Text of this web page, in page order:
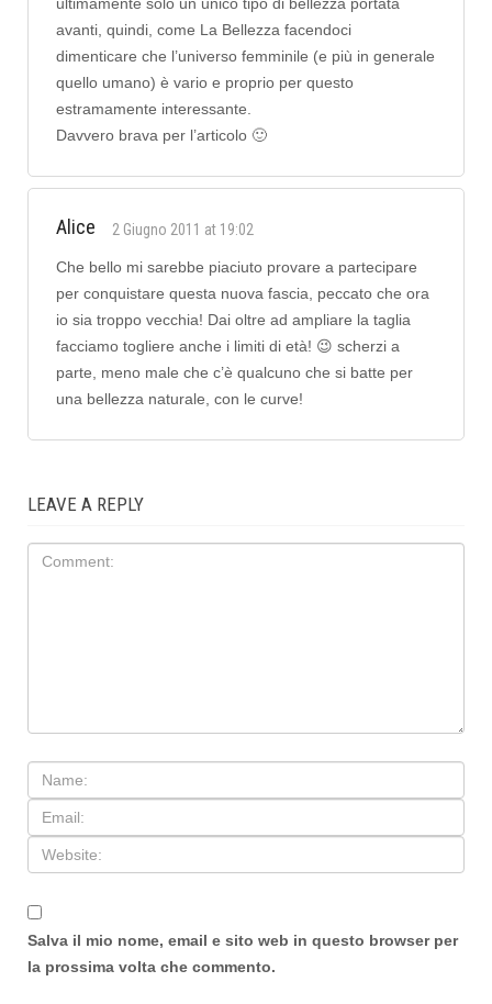
avanti, quindi, come La Bellezza facendoci
dimenticare che l’universo femminile (e più in generale
quello umano) è vario e proprio per questo
estramamente interessante.
Davvero brava per l’articolo 🙂
Alice 2 Giugno 2011 at 19:02
Che bello mi sarebbe piaciuto provare a partecipare
per conquistare questa nuova fascia, peccato che ora
io sia troppo vecchia! Dai oltre ad ampliare la taglia
facciamo togliere anche i limiti di età! 😉 scherzi a
parte, meno male che c’è qualcuno che si batte per
una bellezza naturale, con le curve!
LEAVE A REPLY
Salva il mio nome, email e sito web in questo browser per
la prossima volta che commento.